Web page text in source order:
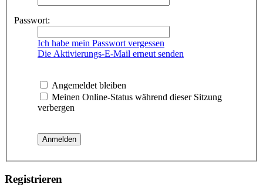
Passwort:
Ich habe mein Passwort vergessen
Die Aktivierungs-E-Mail erneut senden
Angemeldet bleiben
Meinen Online-Status während dieser Sitzung
verbergen
Registrieren